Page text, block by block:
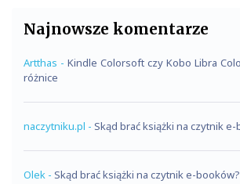
Najnowsze komentarze
Artthas - Kindle Colorsoft czy Kobo Libra
różnice
naczytniku.pl - Skąd brać książki na czytnik
Olek - Skąd brać książki na czytnik e-booków?